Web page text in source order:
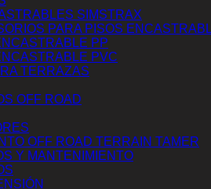
SIMSTRAX
PARA PISOS
PP
PVC
TERRAZAS
OFF ROAD
OFF ROAD TERRAIN TAMER
Y MANTENIMIENTO